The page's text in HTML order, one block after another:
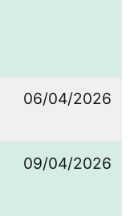
06/04/2026
09/04/2026